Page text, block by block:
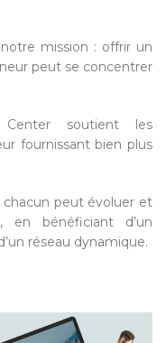
mission : offrir un
peut se concentrer
soutient les
fournissant bien plus
peut évoluer et
bénéficiant d’un
réseau dynamique.